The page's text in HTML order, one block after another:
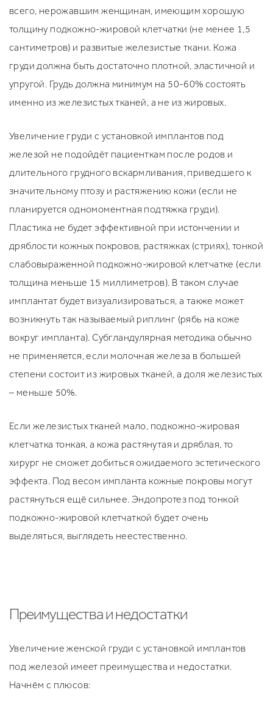
всего, нерожавшим женщинам, имеющим хорошую
толщину подкожно-жировой клетчатки (не менее 1,5
сантиметров) и развитые железистые ткани. Кожа
груди должна быть достаточно плотной, эластичной и
упругой. Грудь должна минимум на 50-60% состоять
именно из железистых тканей, а не из жировых.
Увеличение груди с установкой имплантов под
железой не подойдёт пациенткам после родов и
длительного грудного вскармливания, приведшего к
значительному птозу и растяжению кожи (если не
планируется одномоментная подтяжка груди).
Пластика не будет эффективной при истончении и
дряблости кожных покровов, растяжках (стриях), тонкой
слабовыраженной подкожно-жировой клетчатке (если
толщина меньше 15 миллиметров). В таком случае
имплантат будет визуализироваться, а также может
возникнуть так называемый риплинг (рябь на коже
вокруг импланта). Субгландулярная методика обычно
не применяется, если молочная железа в большей
степени состоит из жировых тканей, а доля железистых
– меньше 50%.
Если железистых тканей мало, подкожно-жировая
клетчатка тонкая, а кожа растянутая и дряблая, то
хирург не сможет добиться ожидаемого эстетического
эффекта. Под весом импланта кожные покровы могут
растянуться ещё сильнее. Эндопротез под тонкой
подкожно-жировой клетчаткой будет очень
выделяться, выглядеть неестественно.
Преимущества и недостатки
Увеличение женской груди с установкой имплантов
под железой имеет преимущества и недостатки.
Начнём с плюсов: